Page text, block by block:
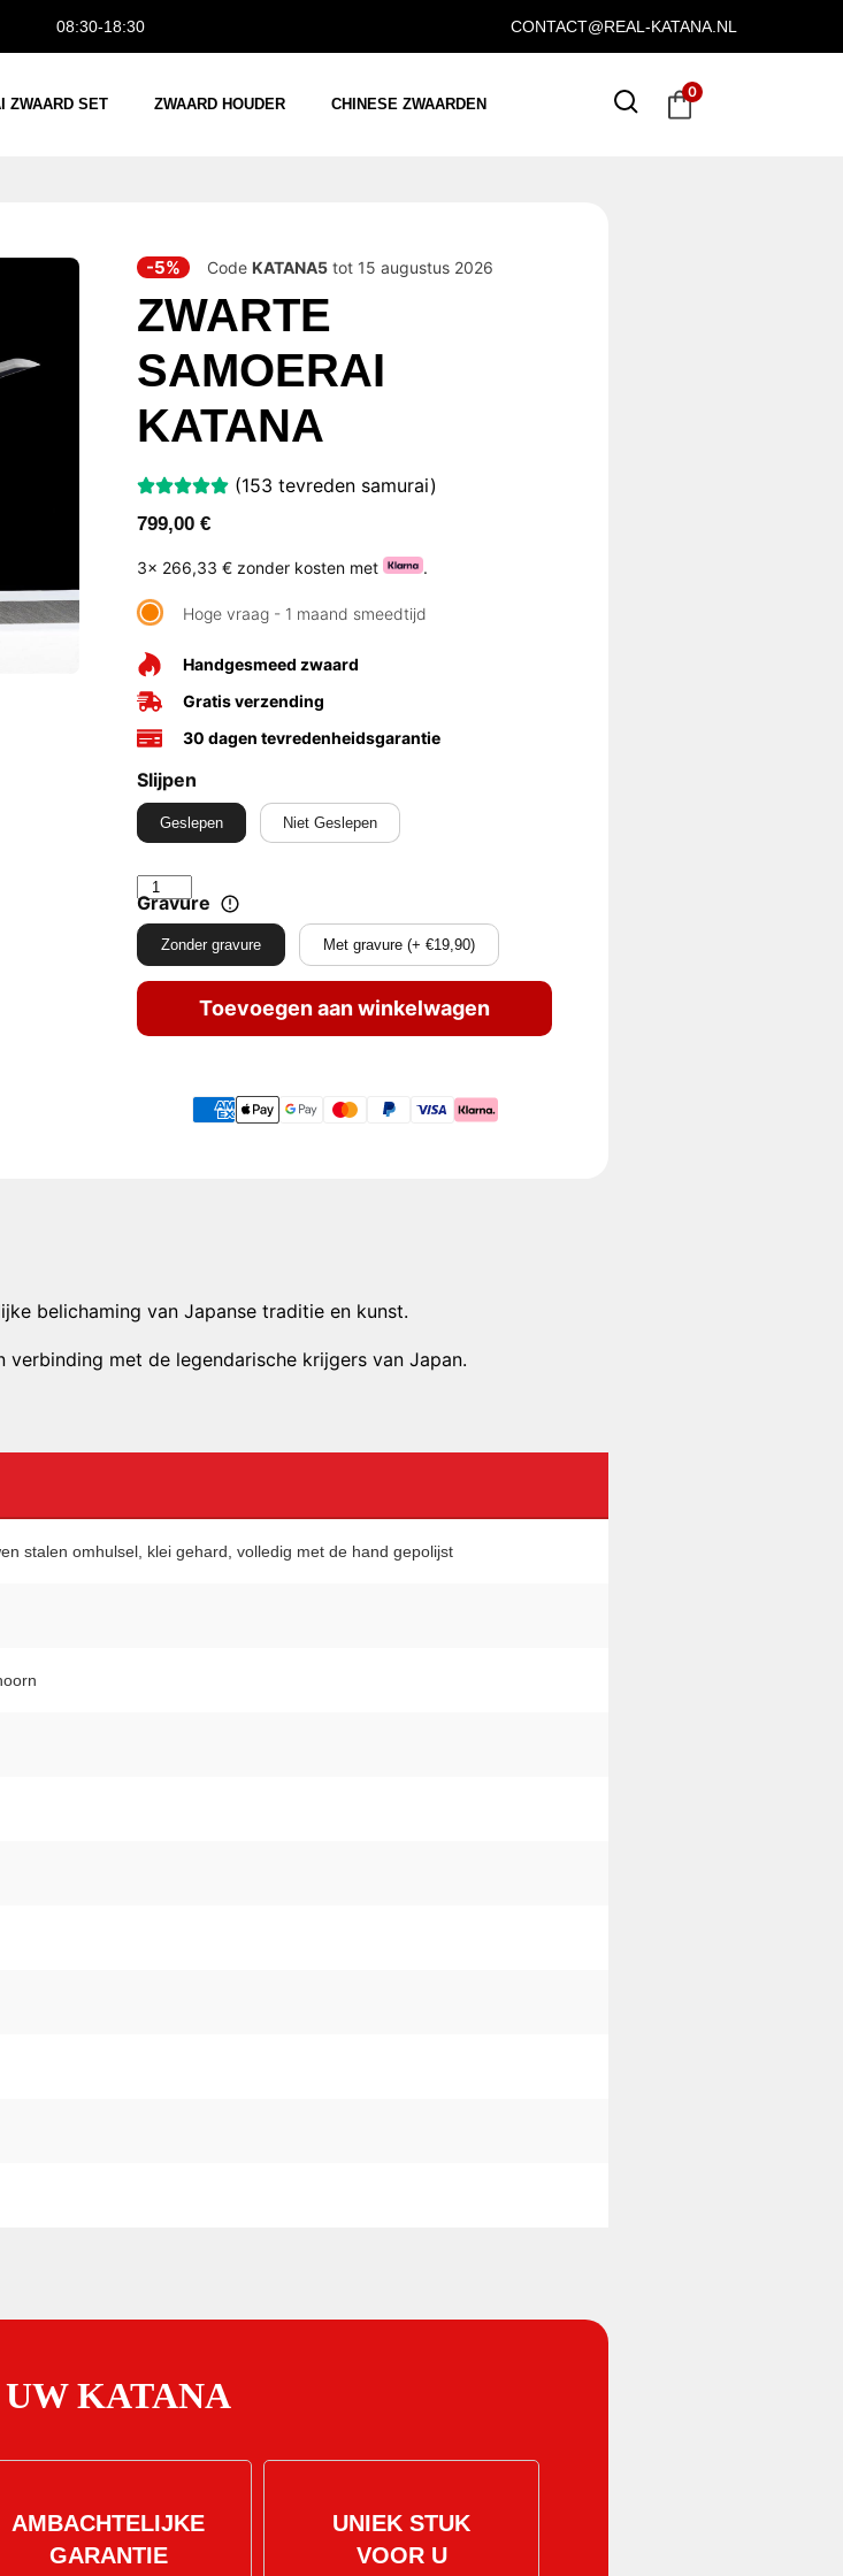
08:30-18:30 CONTACT@REAL-KATANA.NL
ZWAARD SET ZWAARD HOUDER CHINESE ZWAARDEN
0
-5% Code KATANA5tot 15 augustus 2026
ZWARTE
SAMOERAI
KATANA
(153 tevreden samurai)
799,00 €
3x 266,33 € zonder kosten met .
Hoge vraag - 1 maand smeedtijd
Handgesmeed zwaard
Gratis verzending
30 dagen tevredenheidsgarantie
Slijpen
Geslepen Niet Geslepen
Gravure
Zonder gravure Met gravure (+ €19,90)
Toevoegen aan winkelwagen
belichaming van Japanse traditie en kunst.
met de legendarische krijgers van Japan.
stalen omhulsel, klei gehard, volledig met de hand gepolijst
KATANA
AMBACHTELIJKE
GARANTIE
UNIEK STUK
VOOR U